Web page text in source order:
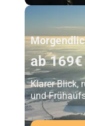
ab 169€
Klarer Blick,
und